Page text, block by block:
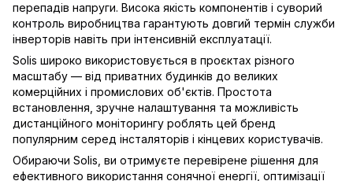
перепадів напруги. Висока якість компонентів і суворий
контроль виробництва гарантують довгий термін служби
інверторів навіть при інтенсивній експлуатації.
Solis широко використовується в проєктах різного
масштабу — від приватних будинків до великих
комерційних і промислових об'єктів. Простота
встановлення, зручне налаштування та можливість
дистанційного моніторингу роблять цей бренд
популярним серед інсталяторів і кінцевих користувачів.
Обираючи Solis, ви отримуєте перевірене рішення для
ефективного використання сонячної енергії, оптимізації